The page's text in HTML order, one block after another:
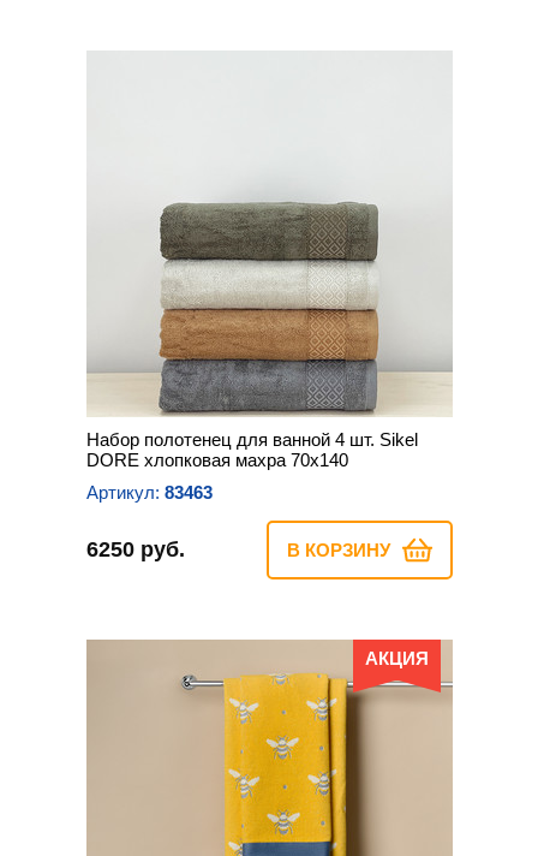
Набор полотенец для ванной 4 шт. Sikel
DORE хлопковая махра 70х140
Артикул: 83463
6250 руб. В КОРЗИНУ
АКЦИЯ